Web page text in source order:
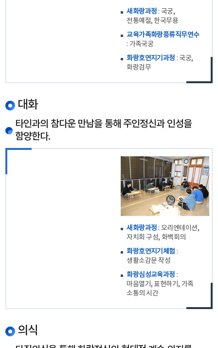
새화랑과정 : 국궁,
전통예절, 한국무용
교육가족화랑풍류직무연수
: 가족국궁
화랑호연지기과정 : 국궁,
화랑검무
대화
타인과의 참다운 만남을 통해 주인정신과 인성을
함양한다.
새화랑과정 : 오리엔테이션,
자치회 구성, 화백회의
화랑호연지기체험 :
생활소감문 작성
화랑심성교육과정 :
마음열기, 표현하기, 가족
소통의 시간
의식